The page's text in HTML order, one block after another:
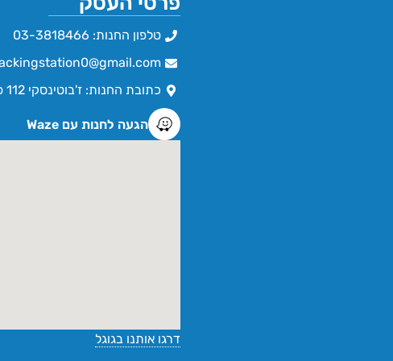
טלפון החנות: 03-3818466
כתובת החנות: ז'בוטינסקי 112 פתח תקווה
הגעה לחנות עם Waze
דרגו אותנו בגוגל